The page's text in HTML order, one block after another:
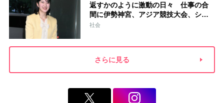
返すかのように激動の日々 仕事の合
間に伊勢神宮、アジア競技大会、シン
ガポール…スケジュールはびっしり
社会
さらに見る